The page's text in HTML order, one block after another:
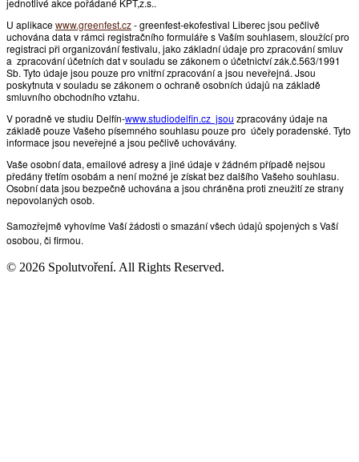
jednotlivé akce pořádané KPT,z.s..
U aplikacewww.greenfest.cz- greenfest-ekofestival Liberec jsou pečlivě
uchována data v rámci registračního formuláře s Vaším souhlasem, sloužící pro
registraci při organizování festivalu, jako základní údaje pro zpracování smluv
a zpracování účetních dat v souladu se zákonem o účetnictví zák.č.563/1991
Sb. Tyto údaje jsou pouze pro vnitřní zpracování a jsou neveřejná. Jsou
poskytnuta v souladu se zákonem o ochraně osobních údajů na základě
smluvního obchodního vztahu.
V poradně ve studiu Delfín-www.studiodelfin.cz jsou zpracovány údaje na
základě pouze Vašeho písemného souhlasu pouze pro účely poradenské. Tyto
informace jsou neveřejné a jsou pečlivě uchovávány.
Vaše osobní data, emailové adresy a jiné údaje v žádném případě nejsou
předány třetím osobám a není možné je získat bez dalšího Vašeho souhlasu.
Osobní data jsou bezpečně uchována a jsou chráněna proti zneužití ze strany
nepovolaných osob.
Samozřejmě vyhovíme Vaší žádosti o smazání všech údajů spojených s Vaší
osobou, či firmou.
© 2026 Spolutvoření. All Rights Reserved.